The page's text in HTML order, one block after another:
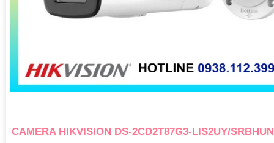
CAMERA HIKVISION DS-2CD2T87G3-LIS2UY/SRBHUN